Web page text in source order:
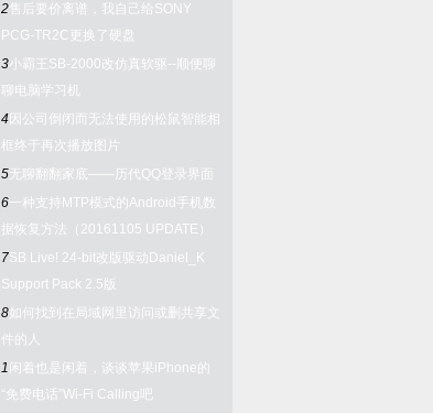
2售后要价离谱，我自己给SONY
PCG-TR2C更换了硬盘
3小霸王SB-2000改仿真软驱--顺便聊
聊电脑学习机
4 因公司倒闭而无法使用的松鼠智能相
框终于再次播放图片
5无聊翻翻家底——历代QQ登录界面
6一种支持MTP模式的Android手机数
据恢复方法（20161105 UPDATE）
7SB Live! 24-bit改版驱动Daniel_K
Support Pack 2.5版
8如何找到在局域网里访问或删共享文
件的人
1 闲着也是闲着，谈谈苹果iPhone的
“免费电话”Wi-Fi Calling吧